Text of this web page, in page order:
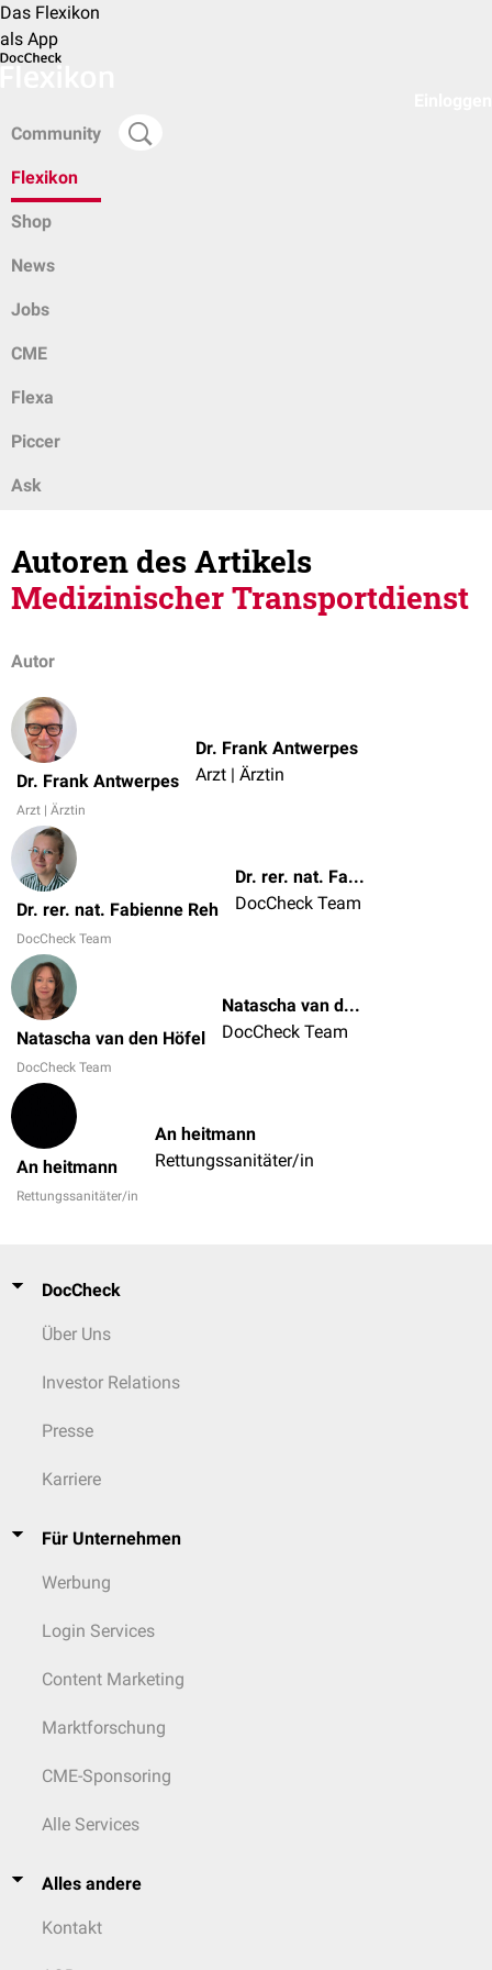
Das Flexikon
als App
Community
Flexikon
Shop
News
Jobs
CME
Flexa
Piccer
Ask
Autoren des Artikels
Medizinischer Transportdienst
Autor
Dr. Frank Antwerpes
Arzt | Ärztin
Dr. Frank Antwerpes
Arzt | Ärztin
Dr. rer. nat. Fabienne Reh
DocCheck Team
Dr. rer. nat. Fabienne Reh
DocCheck Team
Natascha van den Höfel
DocCheck Team
Natascha van den Höfel
DocCheck Team
An heitmann
Rettungssanitäter/in
An heitmann
Rettungssanitäter/in
DocCheck
Über Uns
Investor Relations
Presse
Karriere
Für Unternehmen
Werbung
Login Services
Content Marketing
Marktforschung
CME-Sponsoring
Alle Services
Alles andere
Kontakt